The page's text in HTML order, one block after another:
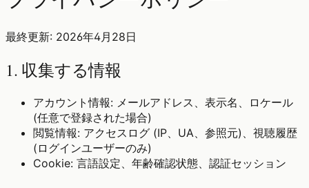
最終更新: 2026年4月28日
1. 収集する情報
アカウント情報: メールアドレス、表示名、ロケール
(任意で登録された場合)
閲覧情報: アクセスログ (IP、UA、参照元)、視聴履歴
(ログインユーザーのみ)
Cookie: 言語設定、年齢確認状態、認証セッション